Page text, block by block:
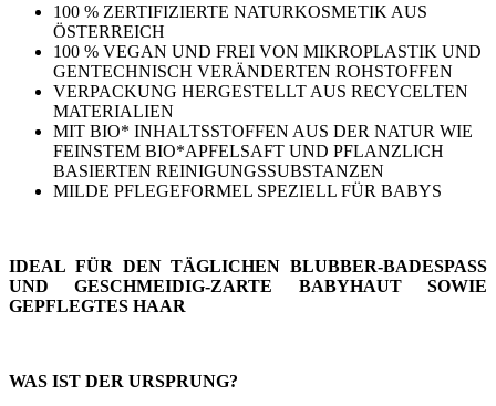
100 % ZERTIFIZIERTE NATURKOSMETIK AUS
ÖSTERREICH
100 % VEGAN UND FREI VON MIKROPLASTIK UND
GENTECHNISCH VERÄNDERTEN ROHSTOFFEN
VERPACKUNG HERGESTELLT AUS RECYCELTEN
MATERIALIEN
MIT BIO* INHALTSSTOFFEN AUS DER NATUR WIE
FEINSTEM BIO*APFELSAFT UND PFLANZLICH
BASIERTEN REINIGUNGSSUBSTANZEN
MILDE PFLEGEFORMEL SPEZIELL FÜR BABYS
IDEAL FÜR DEN TÄGLICHEN BLUBBER-BADESPASS
UND GESCHMEIDIG-ZARTE BABYHAUT SOWIE
GEPFLEGTES HAAR
WAS IST DER URSPRUNG?